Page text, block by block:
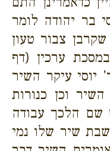
בר יהודה לומר
שקרבן צבור טעון
ערכין (דף
עיקר השיר
וכן כנורות
שם הלכך עבודה
שיר שלו נמי